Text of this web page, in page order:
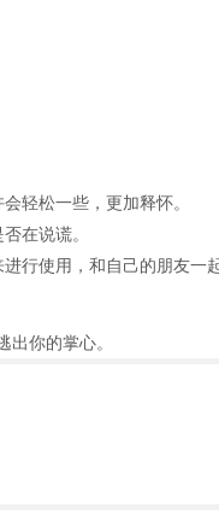
轻松一些，更加释怀。
在说谎。
行使用，和自己的朋友一
出你的掌心。